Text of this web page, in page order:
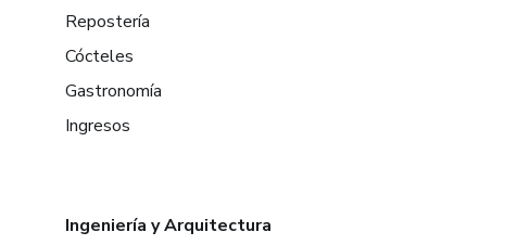
Repostería
Cócteles
Gastronomía
Ingresos
Ingeniería y Arquitectura